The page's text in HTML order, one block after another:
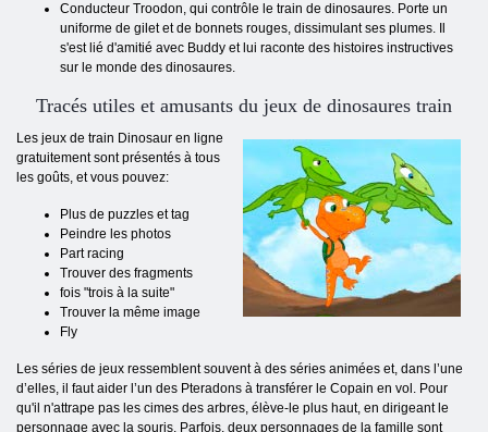
Conducteur Troodon, qui contrôle le train de dinosaures. Porte un
uniforme de gilet et de bonnets rouges, dissimulant ses plumes. Il
s'est lié d'amitié avec Buddy et lui raconte des histoires instructives
sur le monde des dinosaures.
Tracés utiles et amusants du jeux de dinosaures train
Les jeux de train Dinosaur en ligne
gratuitement sont présentés à tous
les goûts, et vous pouvez:
Plus de puzzles et tag
Peindre les photos
Part racing
Trouver des fragments
fois "trois à la suite"
Trouver la même image
Fly
Les séries de jeux ressemblent souvent à des séries animées et, dans l’une
d’elles, il faut aider l’un des Pteradons à transférer le Copain en vol. Pour
qu'il n'attrape pas les cimes des arbres, élève-le plus haut, en dirigeant le
personnage avec la souris. Parfois, deux personnages de la famille sont